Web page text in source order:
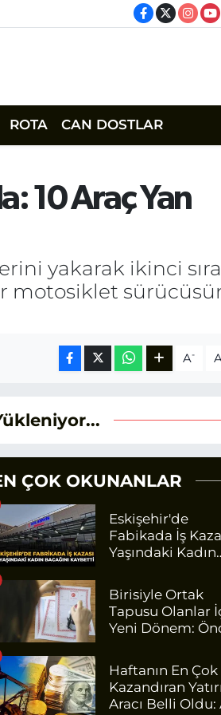
ROTA CAN DOSTLAR
10 Araç Yan
yakarak ikinci
motosiklet
A-
ÇOK OKUNANLAR
Eskişehir'de
Fabikada İş
Yaşındaki Kadın
Birisiyle Ortak
Tapusu Olanlar
Yeni Dönem:
Olacak
Haftanın En Çok
Kazandıran
Aracı Belli Oldu: